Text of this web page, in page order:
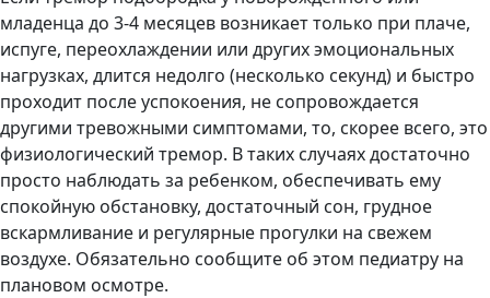
младенца до 3-4 месяцев возникает только при плаче,
испуге, переохлаждении или других эмоциональных
нагрузках, длится недолго (несколько секунд) и быстро
проходит после успокоения, не сопровождается
другими тревожными симптомами, то, скорее всего, это
физиологический тремор. В таких случаях достаточно
просто наблюдать за ребенком, обеспечивать ему
спокойную обстановку, достаточный сон, грудное
вскармливание и регулярные прогулки на свежем
воздухе. Обязательно сообщите об этом педиатру на
плановом осмотре.